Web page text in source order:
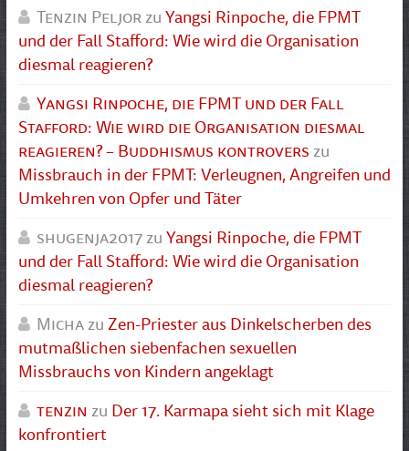
Tenzin PeljorzuYangsi Rinpoche, die FPMT
und der Fall Stafford: Wie wird die Organisation
diesmal reagieren?
Yangsi Rinpoche, die FPMT und der Fall
Stafford: Wie wird die Organisation diesmal
reagieren? – Buddhismus kontrovers zu
Missbrauch in der FPMT: Verleugnen, Angreifen und
Umkehren von Opfer und Täter
shugenja2017zuYangsi Rinpoche, die FPMT
und der Fall Stafford: Wie wird die Organisation
diesmal reagieren?
MichazuZen-Priester aus Dinkelscherben des
mutmaßlichen siebenfachen sexuellen
Missbrauchs von Kindern angeklagt
tenzin zu Der 17. Karmapa sieht sich mit Klage
konfrontiert